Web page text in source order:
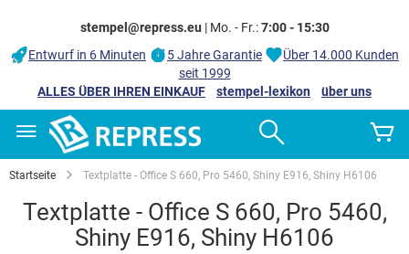
stempel@repress.eu | Mo. - Fr.:7:00 - 15:30
Entwurf in 6 Minuten
5 Jahre Garantie
Über 14.000 Kunden
seit 1999
ALLES ÜBER IHREN EINKAUF
stempel-lexikon
über uns
Startseite Textplatte - Office S 660, Pro 5460, Shiny E916, Shiny H6106
Textplatte - Office S 660, Pro 5460,
Shiny E916, Shiny H6106